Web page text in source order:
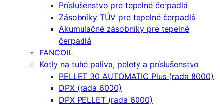
Príslušenstvo pre tepelné čerpadlá
Zásobníky TÚV pre tepelné čerpadlá
Akumulačné zásobníky pre tepelné
čerpadlá
FANCOIL
Kotly na tuhé palivo, pelety a príslušenstvo
PELLET 30 AUTOMATIC Plus (rada 8000)
DPX (rada 6000)
DPX PELLET (rada 6000)